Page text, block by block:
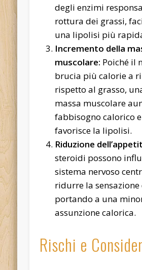
degli enzimi
rottura dei grassi,
una lipolisi più
Incremento della
muscolare: Poiché il
brucia più calorie a
rispetto al grasso,
massa muscolare
fabbisogno calorico
favorisce la lipolisi.
Riduzione
steroidi possono
sistema nervoso
ridurre la sensazione
portando a una
assunzione calorica.
Rischi e